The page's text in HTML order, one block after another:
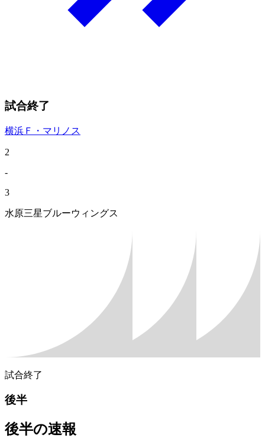
試合終了
横浜Ｆ・マリノス
2
-
3
水原三星ブルーウィングス
試合終了
後半
後半の速報